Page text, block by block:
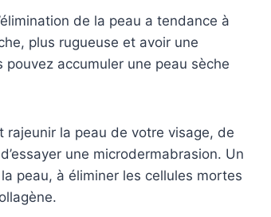
de la peau a tendance à
plus rugueuse et avoir une
pouvez accumuler une peau sèche
rajeunir la peau de votre visage, de
une microdermabrasion. Un
peau, à éliminer les cellules mortes